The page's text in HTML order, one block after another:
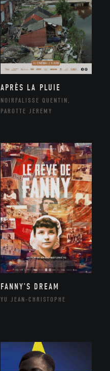
APRÈS LA PLUIE
NOIRFALISSE QUENTIN,
PAROTTE JEREMY
FANNY’S DREAM
YU JEAN-CHRISTOPHE